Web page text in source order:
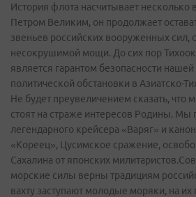
История флота насчитывает
Петром Великим, он продолжает
звеньев российских вооруженных сил,
несокрушимой мощи. До сих пор
является гарантом безопасности
политической обстановки в Азиатско-
Не будет преувеличением сказать, что
стоят на страже интересов Родины. Мы
легендарного крейсера «Варяг» и
«Кореец», Цусимское сражение,
Сахалина от японских
морские силы верны традициям
вахту заступают молодые моряки, на их